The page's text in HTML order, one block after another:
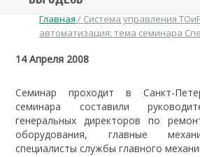
Главная / Система управления
автоматизация: тема семинара
14 Апреля 2008
Семинар проходит в Санкт-
семинара составили
генеральных директоров по
оборудования, главные
специалисты службы главного